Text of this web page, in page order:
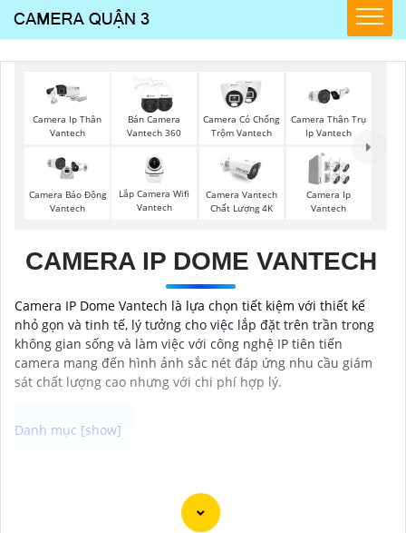
Camera Ip Thân
Vantech
Bán Camera
Vantech 360
Camera Có Chống
Trộm Vantech
Camera Thân Trụ
Ip Vantech
Camera Báo Động
Vantech
Lắp Camera Wifi
Vantech
Camera Vantech
Chất Lượng 4K
Camera Ip
Vantech
CAMERA IP DOME VANTECH
Camera IP Dome Vantech là lựa chọn tiết kiệm với thiết kế
nhỏ gọn và tinh tế, lý tưởng cho việc lắp đặt trên trần trong
không gian sống và làm việc với công nghệ IP tiên tiến
camera mang đến hình ảnh sắc nét đáp ứng nhu cầu giám
sát chất lượng cao nhưng với chi phí hợp lý.
hàng đầu tại Việt Nam, chúng được thiết kế với công
nghệ hiện đại và chất lượng cao để khẳng định an ninh